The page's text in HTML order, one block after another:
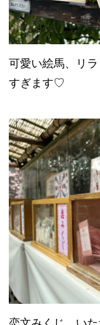
可愛い絵馬、リ
すぎます♡